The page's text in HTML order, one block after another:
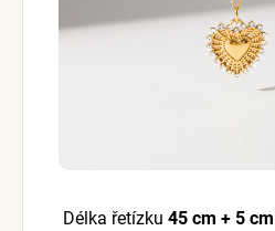
Délka řetízku 45 cm + 5 cm